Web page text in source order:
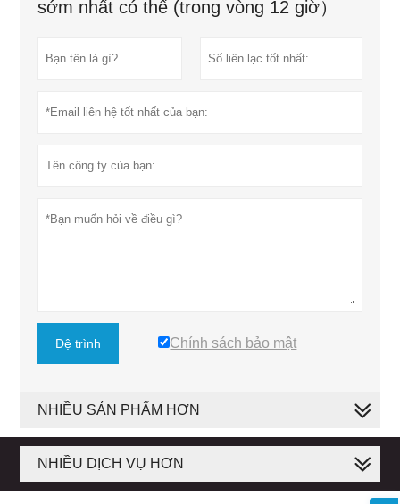
sớm nhất có thể (trong vòng 12 giờ）
Đệ trình Chính sách bảo mật
NHIỀU SẢN PHẨM HƠN
NHIỀU DỊCH VỤ HƠN